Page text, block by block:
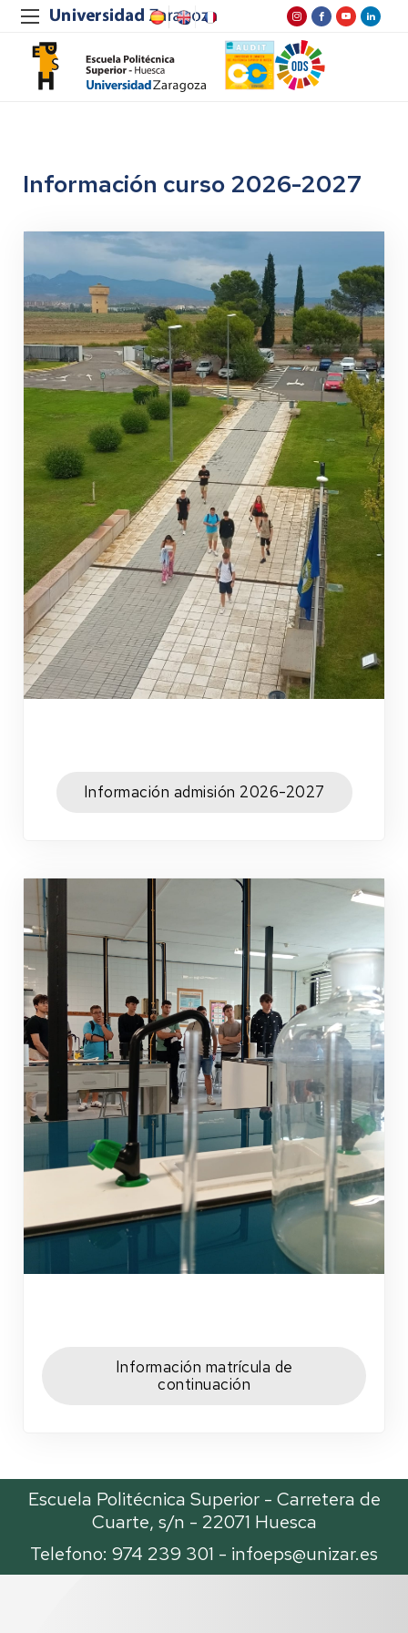
Información curso 2026-2027
Información admisión 2026-2027
Información matrícula de
continuación
Escuela Politécnica Superior - Carretera de
Cuarte, s/n - 22071 Huesca
Telefono: 974 239 301 - infoeps@unizar.es